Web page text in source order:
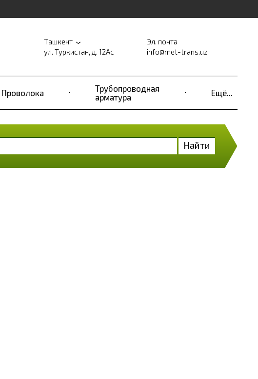
Ташкент
ул. Туркистан, д. 12Ас
Эл. почта
info@met-trans.uz
Проволока
Трубопроводная
арматура
Ещё...
Найти